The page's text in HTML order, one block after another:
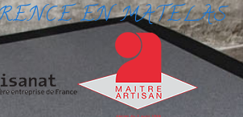
EN MATELAS